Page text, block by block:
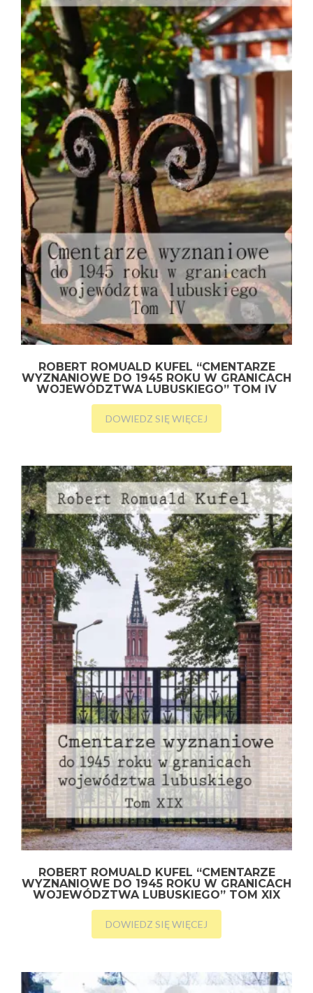
ROBERT ROMUALD KUFEL “CMENTARZE
WYZNANIOWE DO 1945 ROKU W GRANICACH
WOJEWÓDZTWA LUBUSKIEGO” TOM IV
DOWIEDZ SIĘ WIĘCEJ
ROBERT ROMUALD KUFEL “CMENTARZE
WYZNANIOWE DO 1945 ROKU W GRANICACH
WOJEWÓDZTWA LUBUSKIEGO” TOM XIX
DOWIEDZ SIĘ WIĘCEJ